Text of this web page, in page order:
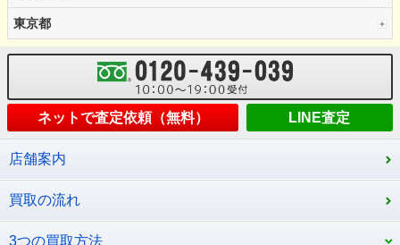
東京都
ネットで査定依頼（無料） LINE査定
店舗案内
買取の流れ
3つの買取方法